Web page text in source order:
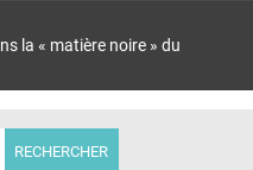
la « matière noire » du